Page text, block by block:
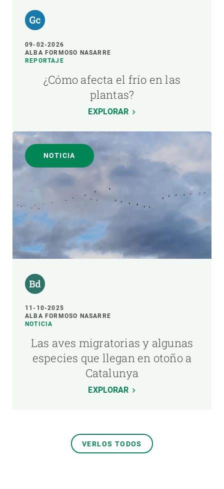
09-02-2026
ALBA FORMOSO NASARRE
REPORTAJE
¿Cómo afecta el frío en las
plantas?
EXPLORAR
NOTICIA
11-10-2025
ALBA FORMOSO NASARRE
NOTICIA
Las aves migratorias y algunas
especies que llegan en otoño a
Catalunya
EXPLORAR
VERLOS TODOS